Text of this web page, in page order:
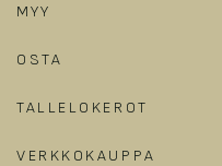
MYY
OSTA
TALLELOKEROT
VERKKOKAUPPA